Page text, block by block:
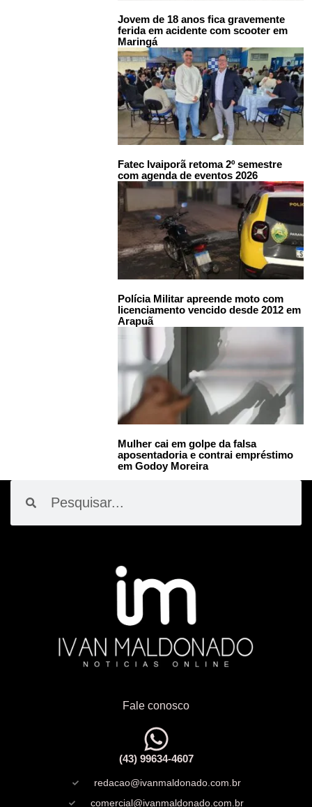
Jovem de 18 anos fica gravemente
ferida em acidente com scooter em
Maringá
Fatec Ivaiporã retoma 2º semestre
com agenda de eventos 2026
Polícia Militar apreende moto com
licenciamento vencido desde 2012 em
Arapuã
Mulher cai em golpe da falsa
aposentadoria e contrai empréstimo
em Godoy Moreira
Fale conosco
(43) 99634-4607
redacao@ivanmaldonado.com.br
comercial@ivanmaldonado.com.br